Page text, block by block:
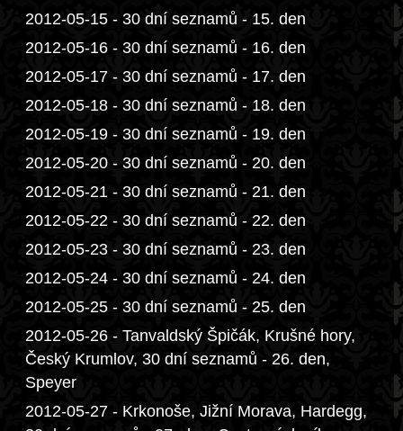
2012-05-15 - 30 dní seznamů - 15. den
2012-05-16 - 30 dní seznamů - 16. den
2012-05-17 - 30 dní seznamů - 17. den
2012-05-18 - 30 dní seznamů - 18. den
2012-05-19 - 30 dní seznamů - 19. den
2012-05-20 - 30 dní seznamů - 20. den
2012-05-21 - 30 dní seznamů - 21. den
2012-05-22 - 30 dní seznamů - 22. den
2012-05-23 - 30 dní seznamů - 23. den
2012-05-24 - 30 dní seznamů - 24. den
2012-05-25 - 30 dní seznamů - 25. den
2012-05-26 - Tanvaldský Špičák, Krušné hory,
Český Krumlov, 30 dní seznamů - 26. den,
Speyer
2012-05-27 - Krkonoše, Jižní Morava, Hardegg,